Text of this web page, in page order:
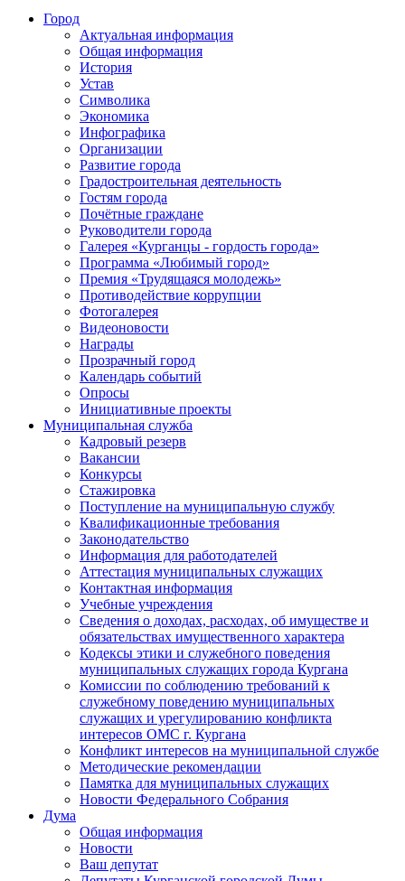
Город
Актуальная информация
Общая информация
История
Устав
Символика
Экономика
Инфографика
Организации
Развитие города
Градостроительная деятельность
Гостям города
Почётные граждане
Руководители города
Галерея «Курганцы - гордость города»
Программа «Любимый город»
Премия «Трудящаяся молодежь»
Противодействие коррупции
Фотогалерея
Видеоновости
Награды
Прозрачный город
Календарь событий
Опросы
Инициативные проекты
Муниципальная служба
Кадровый резерв
Вакансии
Конкурсы
Стажировка
Поступление на муниципальную службу
Квалификационные требования
Законодательство
Информация для работодателей
Аттестация муниципальных служащих
Контактная информация
Учебные учреждения
Сведения о доходах, расходах, об имуществе и
обязательствах имущественного характера
Кодексы этики и служебного поведения
муниципальных служащих города Кургана
Комиссии по соблюдению требований к
служебному поведению муниципальных
служащих и урегулированию конфликта
интересов ОМС г. Кургана
Конфликт интересов на муниципальной службе
Методические рекомендации
Памятка для муниципальных служащих
Новости Федерального Cобрания
Дума
Общая информация
Новости
Ваш депутат